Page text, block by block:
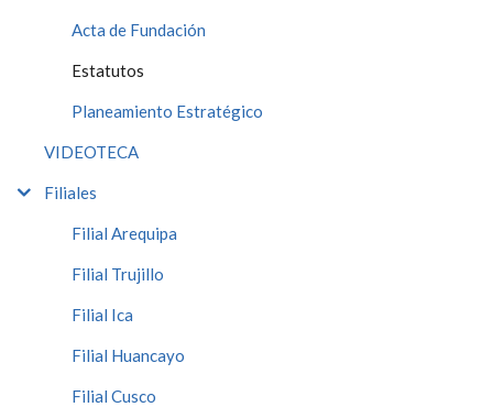
Acta de Fundación
Estatutos
Planeamiento Estratégico
VIDEOTECA
Filiales
Filial Arequipa
Filial Trujillo
Filial Ica
Filial Huancayo
Filial Cusco